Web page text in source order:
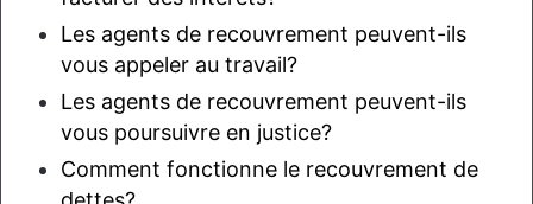
Les agents de recouvrement peuvent-ils
vous appeler au travail?
Les agents de recouvrement peuvent-ils
vous poursuivre en justice?
Comment fonctionne le recouvrement de